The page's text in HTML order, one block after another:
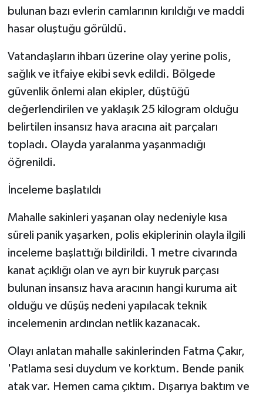
bulunan bazı evlerin camlarının kırıldığı ve maddi
hasar oluştuğu görüldü.
Vatandaşların ihbarı üzerine olay yerine polis,
sağlık ve itfaiye ekibi sevk edildi. Bölgede
güvenlik önlemi alan ekipler, düştüğü
değerlendirilen ve yaklaşık 25 kilogram olduğu
belirtilen insansız hava aracına ait parçaları
topladı. Olayda yaralanma yaşanmadığı
öğrenildi.
İnceleme başlatıldı
Mahalle sakinleri yaşanan olay nedeniyle kısa
süreli panik yaşarken, polis ekiplerinin olayla ilgili
inceleme başlattığı bildirildi. 1 metre civarında
kanat açıklığı olan ve ayrı bir kuyruk parçası
bulunan insansız hava aracının hangi kuruma ait
olduğu ve düşüş nedeni yapılacak teknik
incelemenin ardından netlik kazanacak.
Olayı anlatan mahalle sakinlerinden Fatma Çakır,
'Patlama sesi duydum ve korktum. Bende panik
atak var. Hemen cama çıktım. Dışarıya baktım ve